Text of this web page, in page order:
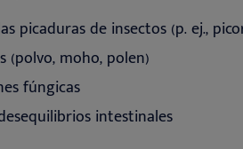
picaduras de insectos (p. ej.,
(polvo, moho, polen)
fúngicas
intestinales